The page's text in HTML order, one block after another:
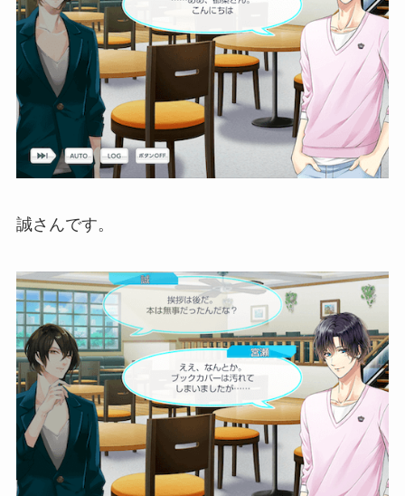
誠さんです。